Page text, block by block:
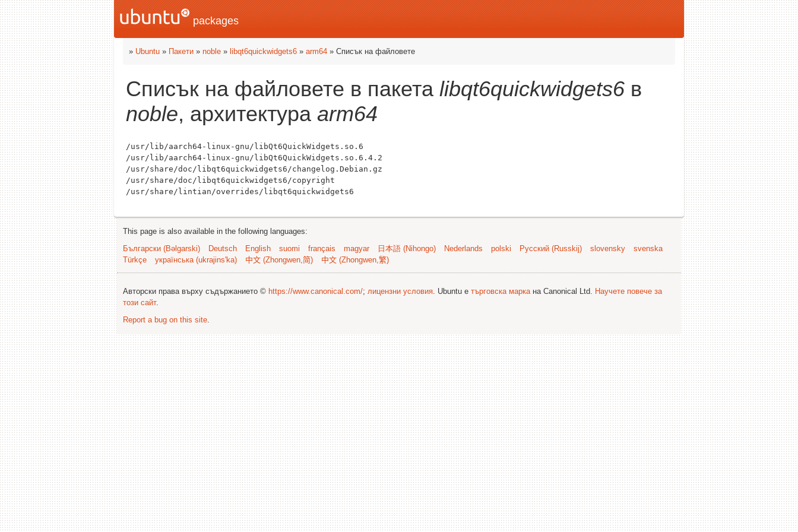
packages
» Ubuntu » Пакети » noble » libqt6quickwidgets6 » arm64 » Списък на файловете
Списък на файловете в пакета libqt6quickwidgets6 в
noble, архитектура arm64
/usr/lib/aarch64-linux-gnu/libQt6QuickWidgets.so.6
/usr/lib/aarch64-linux-gnu/libQt6QuickWidgets.so.6.4.2
/usr/share/doc/libqt6quickwidgets6/changelog.Debian.gz
/usr/share/doc/libqt6quickwidgets6/copyright
This page is also available in the following languages:
Български (Bəlgarski)
Deutsch English suomi français magyar 日本語 (Nihongo) Nederlands polski Русский (Russkij) slovensky
svenska
Türkçe
українська (ukrajins'ka) 中文 (Zhongwen,简) 中文 (Zhongwen,繁)
Авторски права върху съдържанието © https://www.canonical.com/; лицензни условия. Ubuntu е търговска маркана Canonical Ltd. Научете повече за
този сайт.
Report a bug on this site.